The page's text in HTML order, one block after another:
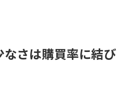
さは購買率に結び